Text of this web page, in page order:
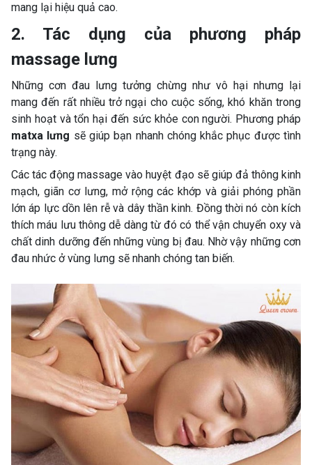
mang lại hiệu quả cao.
2. Tác dụng của phương pháp
massage lưng
Những cơn đau lưng tưởng chừng như vô hại nhưng lại
mang đến rất nhiều trở ngại cho cuộc sống, khó khăn trong
sinh hoạt và tổn hại đến sức khỏe con người. Phương pháp
matxa lưng sẽ giúp bạn nhanh chóng khắc phục được tình
trạng này.
Các tác động massage vào huyệt đạo sẽ giúp đả thông kinh
mạch, giãn cơ lưng, mở rộng các khớp và giải phóng phần
lớn áp lực dồn lên rễ và dây thần kinh. Đồng thời nó còn kích
thích máu lưu thông dễ dàng từ đó có thể vận chuyển oxy và
chất dinh dưỡng đến những vùng bị đau. Nhờ vậy những cơn
đau nhức ở vùng lưng sẽ nhanh chóng tan biến.